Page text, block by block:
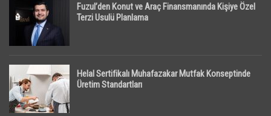
Fuzul’den Konut ve Araç Finansmanında Kişiye Özel
Terzi Usulü Planlama
Helal Sertifikalı Muhafazakar Mutfak Konseptinde
Üretim Standartları